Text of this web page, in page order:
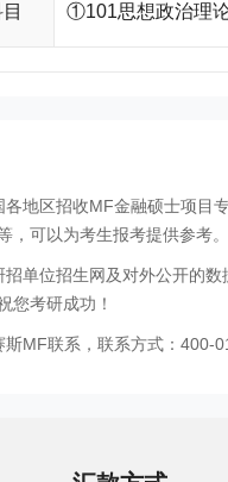
①101思想政治理
地区招收MF金融硕士项
可以为考生报考提供参考。
单位招生网及对外公开的
您考研成功！
MF联系，联系方式：400-